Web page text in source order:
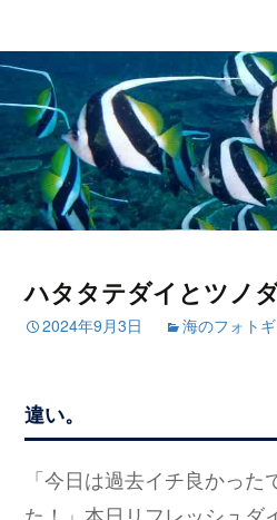
ハタタテダイとツノ
2024年9月3日 海のフォト
違い。
「今日は過去イチ良かった
た！」本日リフレッシュダ